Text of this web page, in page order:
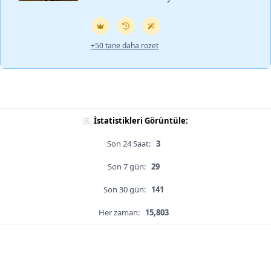
+50 tane daha rozet
İstatistikleri Görüntüle:
Son 24 Saat: 3
Son 7 gün: 29
Son 30 gün: 141
Her zaman: 15,803